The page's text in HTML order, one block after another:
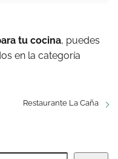
tu cocina, puedes
en la categoría
Restaurante La Caña